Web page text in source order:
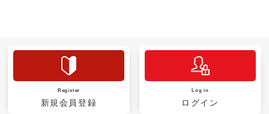
Register
新規会員登録
Log in
ログイン